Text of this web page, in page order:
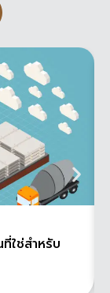
ใช่สำหรับ